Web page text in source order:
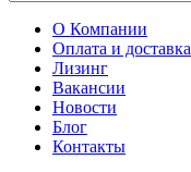
О Компании
Оплата и доставка
Лизинг
Вакансии
Новости
Блог
Контакты